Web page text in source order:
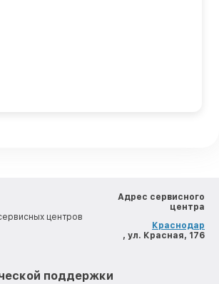
центров
Адрес сервисного
центра
Краснодар
, ул. Красная, 176
поддержки